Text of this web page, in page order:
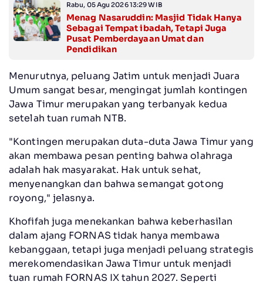
Rabu, 05 Agu 2026 13:29 WIB
Menag Nasaruddin: Masjid Tidak Hanya
Sebagai Tempat ibadah, Tetapi Juga
Pusat Pemberdayaan Umat dan
Pendidikan
Menurutnya, peluang Jatim untuk menjadi Juara
Umum sangat besar, mengingat jumlah kontingen
Jawa Timur merupakan yang terbanyak kedua
setelah tuan rumah NTB.
"Kontingen merupakan duta-duta Jawa Timur yang
akan membawa pesan penting bahwa olahraga
adalah hak masyarakat. Hak untuk sehat,
menyenangkan dan bahwa semangat gotong
royong," jelasnya.
Khofifah juga menekankan bahwa keberhasilan
dalam ajang FORNAS tidak hanya membawa
kebanggaan, tetapi juga menjadi peluang strategis
merekomendasikan Jawa Timur untuk menjadi
tuan rumah FORNAS IX tahun 2027. Seperti